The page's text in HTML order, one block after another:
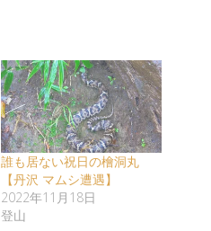
誰も居ない祝日の檜洞丸
【丹沢 マムシ遭遇】
2022年11月18日
登山